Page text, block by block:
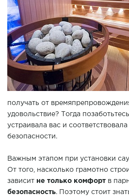
получать от
удовольствие? Тогда
устраивала вас и
безопасности.
Важным этапом при установки
От того, насколько грамотно
зависит не только комфорт в
безопасность. Поэтому стоит